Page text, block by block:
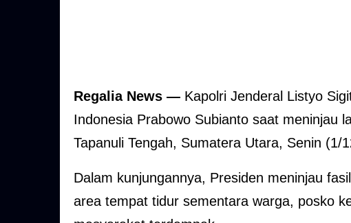
Regalia News — Kapolri Jenderal Listyo
Indonesia Prabowo Subianto saat meninjau
Tapanuli Tengah, Sumatera Utara, Senin (1/
Dalam kunjungannya, Presiden meninjau
area tempat tidur sementara warga, posko